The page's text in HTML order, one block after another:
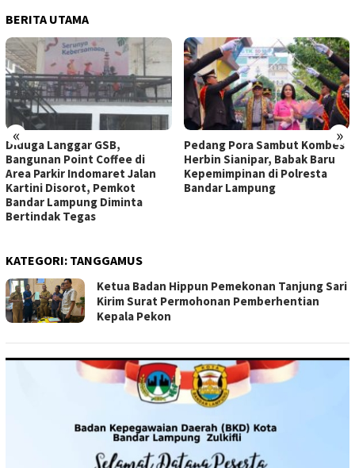
BERITA UTAMA
« »
Diduga Langgar GSB,
Bangunan Point Coffee di
Area Parkir Indomaret Jalan
Kartini Disorot, Pemkot
Bandar Lampung Diminta
Bertindak Tegas
Pedang Pora Sambut Kombes
Herbin Sianipar, Babak Baru
Kepemimpinan di Polresta
Bandar Lampung
KATEGORI: TANGGAMUS
Ketua Badan Hippun Pemekonan Tanjung Sari
Kirim Surat Permohonan Pemberhentian
Kepala Pekon